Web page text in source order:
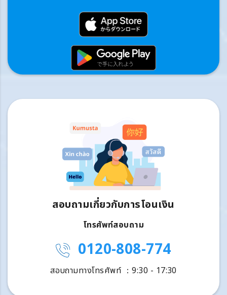
สอบถามเกี่ยวกับการโอนเงิน
โทรศัพท์สอบถาม
0120-808-774
สอบถามทางโทรศัพท์ ：9:30 - 17:30